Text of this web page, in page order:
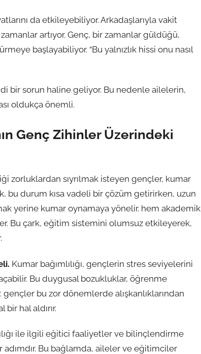
da etkileyebiliyor. Arkadaşlarıyla vakit
artıyor. Genç, bir zamanlar güldüğü,
başlayabiliyor. “Bu yalnızlık hissi onu nasıl
bir sorun haline geliyor. Bu nedenle ailelerin,
oldukça önemli.
Genç Zihinler Üzerindeki
zorluklardan sıyrılmak isteyen gençler, kumar
bu durum kısa vadeli bir çözüm getirirken, uzun
yerine kumar oynamaya yönelir. hem akademik
Bu çark, eğitim sistemini olumsuz etkileyerek,
Kumar bağımlılığı, gençlerin stres seviyelerini
Bu duygusal bozukluklar, öğrenme
bu zor dönemlerde alışkanlıklarından
hal aldırır.
ile ilgili eğitici faaliyetler ve bilinçlendirme
Bu bağlamda, aileler ve eğitimciler